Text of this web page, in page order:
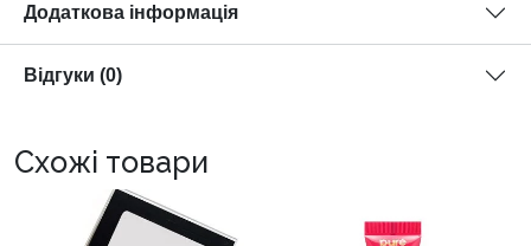
Додаткова інформація
Відгуки (0)
Схожі товари